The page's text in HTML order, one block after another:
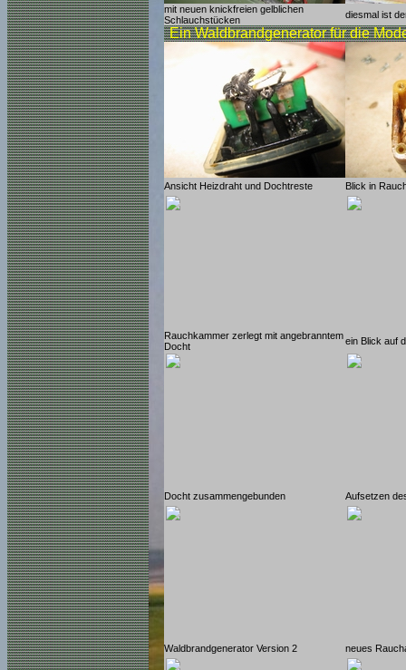
mit neuen knickfreien gelblichen
Schlauchstücken
diesmal ist
Ein Waldbrandgenerator für die
Ansicht Heizdraht und Dochtreste Blick in
Rauchkammer zerlegt mit angebranntem
Docht
ein Blick auf
Docht zusammengebunden Aufsetzen
Waldbrandgenerator Version 2 neues